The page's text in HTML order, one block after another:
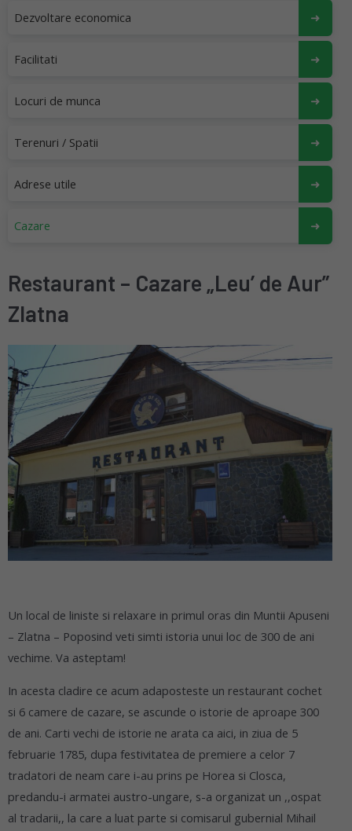
Dezvoltare economica
Facilitati
Locuri de munca
Terenuri / Spatii
Adrese utile
Cazare
Restaurant – Cazare „Leu’ de Aur”
Zlatna
Un local de liniste si relaxare in primul oras din Muntii Apuseni
– Zlatna – Poposind veti simti istoria unui loc de 300 de ani
vechime. Va asteptam!
In acesta cladire ce acum adaposteste un restaurant cochet
si 6 camere de cazare, se ascunde o istorie de aproape 300
de ani. Carti vechi de istorie ne arata ca aici, in ziua de 5
februarie 1785, dupa festivitatea de premiere a celor 7
tradatori de neam care i-au prins pe Horea si Closca,
predandu-i armatei austro-ungare, s-a organizat un ,,ospat
al tradarii,, la care a luat parte si comisarul gubernial Mihail